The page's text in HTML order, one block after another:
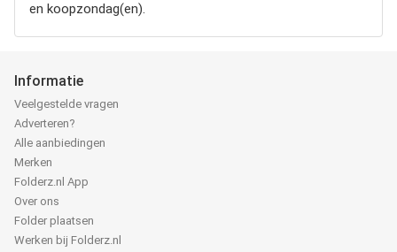
en koopzondag(en).
Informatie
Veelgestelde vragen
Adverteren?
Alle aanbiedingen
Merken
Folderz.nl App
Over ons
Folder plaatsen
Werken bij Folderz.nl